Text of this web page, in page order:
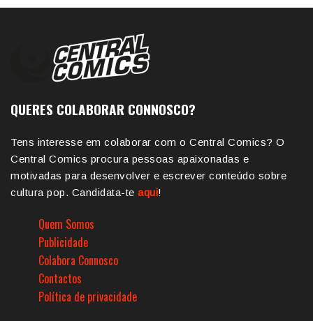
QUERES COLABORAR CONNOSCO?
Tens interesse em colaborar com o Central Comics? O
Central Comics procura pessoas apaixonadas e
motivadas para desenvolver e escrever conteúdo sobre
cultura pop. Candidata-te aqui!
Quem Somos
Publicidade
Colabora Connosco
Contactos
Política de privacidade